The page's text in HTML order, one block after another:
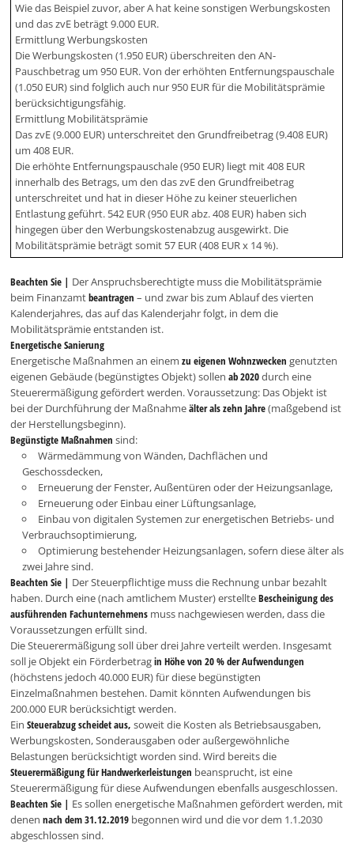
Wie das Beispiel zuvor, aber A hat keine sonstigen Werbungskosten
und das zvE beträgt 9.000 EUR.
Ermittlung Werbungskosten
Die Werbungskosten (1.950 EUR) überschreiten den AN-
Pauschbetrag um 950 EUR. Von der erhöhten Entfernungspauschale
(1.050 EUR) sind folglich auch nur 950 EUR für die Mobilitätsprämie
berücksichtigungsfähig.
Ermittlung Mobilitätsprämie
Das zvE (9.000 EUR) unterschreitet den Grundfreibetrag (9.408 EUR)
um 408 EUR.
Die erhöhte Entfernungspauschale (950 EUR) liegt mit 408 EUR
innerhalb des Betrags, um den das zvE den Grundfreibetrag
unterschreitet und hat in dieser Höhe zu keiner steuerlichen
Entlastung geführt. 542 EUR (950 EUR abz. 408 EUR) haben sich
hingegen über den Werbungskostenabzug ausgewirkt. Die
Mobilitätsprämie beträgt somit 57 EUR (408 EUR x 14 %).
Beachten Sie | Der Anspruchsberechtigte muss die Mobilitätsprämie
beim Finanzamtbeantragen – und zwar bis zum Ablauf des vierten
Kalenderjahres, das auf das Kalenderjahr folgt, in dem die
Mobilitätsprämie entstanden ist.
Energetische Sanierung
Energetische Maßnahmen an einemzu eigenen Wohnzwecken genutzten
eigenen Gebäude (begünstigtes Objekt) sollenab 2020durch eine
Steuerermäßigung gefördert werden. Voraussetzung: Das Objekt ist
bei der Durchführung der Maßnahmeälter als zehn Jahre(maßgebend ist
der Herstellungsbeginn).
Begünstigte Maßnahmen sind:
Wärmedämmung von Wänden, Dachflächen und
Geschossdecken,
Erneuerung der Fenster, Außentüren oder der Heizungsanlage,
Erneuerung oder Einbau einer Lüftungsanlage,
Einbau von digitalen Systemen zur energetischen Betriebs- und
Verbrauchsoptimierung,
Optimierung bestehender Heizungsanlagen, sofern diese älter als
zwei Jahre sind.
Beachten Sie | Der Steuerpflichtige muss die Rechnung unbar bezahlt
haben. Durch eine (nach amtlichem Muster) erstellteBescheinigung des
ausführenden Fachunternehmens muss nachgewiesen werden, dass die
Voraussetzungen erfüllt sind.
Die Steuerermäßigung soll über drei Jahre verteilt werden. Insgesamt
soll je Objekt ein Förderbetragin Höhe von 20 % der Aufwendungen
(höchstens jedoch 40.000 EUR) für diese begünstigten
Einzelmaßnahmen bestehen. Damit könnten Aufwendungen bis
200.000 EUR berücksichtigt werden.
EinSteuerabzug scheidet aus, soweit die Kosten als Betriebsausgaben,
Werbungskosten, Sonderausgaben oder außergewöhnliche
Belastungen berücksichtigt worden sind. Wird bereits die
Steuerermäßigung für Handwerkerleistungen beansprucht, ist eine
Steuerermäßigung für diese Aufwendungen ebenfalls ausgeschlossen.
Beachten Sie | Es sollen energetische Maßnahmen gefördert werden, mit
denennach dem 31.12.2019 begonnen wird und die vor dem 1.1.2030
abgeschlossen sind.